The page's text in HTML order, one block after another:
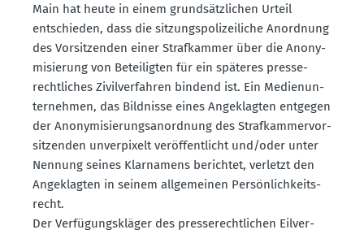
Main hat heute in einem grund­sätz­lichen Urteil
entschieden, dass die sitzungs­po­li­zei­liche Anordnung
des Vorsit­zenden einer Straf­kammer über die Anony­
mi­sierung von Betei­ligten für ein späteres presse­
recht­liches Zivil­ver­fahren bindend ist. Ein Medien­un­
ter­nehmen, das Bildnisse eines Angeklagten entgegen
der Anony­mi­sie­rungs­an­ordnung des Straf­kam­mer­vor­
sit­zenden unver­pixelt veröf­fent­licht und/oder unter
Nennung seines Klarnamens berichtet, verletzt den
Angeklagten in seinem allge­meinen Persön­lich­keits­
recht.
Der Verfü­gungs­kläger des presse­recht­lichen Eilver­